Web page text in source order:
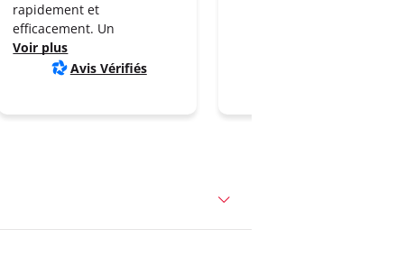
rapidement et
efficacement. Un
Voir plus
Avis Vérifiés